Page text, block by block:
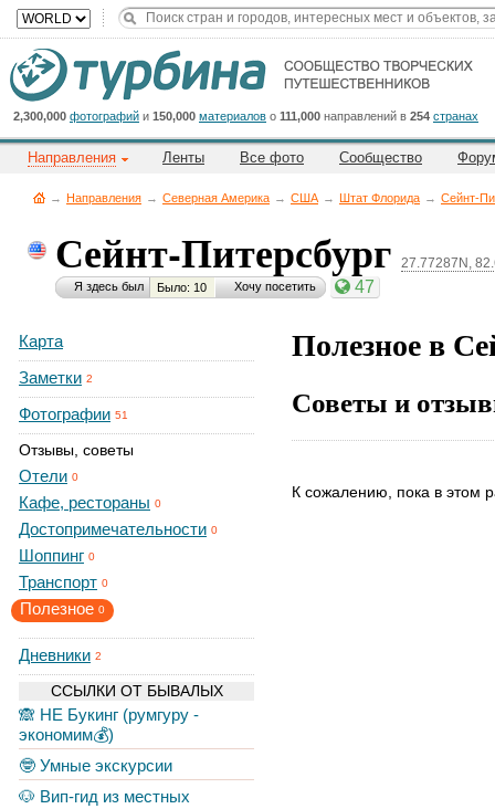
2,300,000 фотографий и 150,000 материалов о 111,000 направлений в 254 странах
Направления Ленты Все фото Сообщество
→ Направления → Северная Америка → CША → Штат Флорида → Сейнт-
Сейнт-Питерсбург 27.77287N,
Я здесь был Было: 10 Хочу посетить 47
Карта
Заметки 2
Фотографии 51
Отзывы, советы
Отели 0
Кафе, рестораны 0
Достопримечательности 0
Шоппинг 0
Транспорт 0
Полезное 0
Дневники 2
ССЫЛКИ ОТ БЫВАЛЫХ
🙈 НЕ Букинг (румгуру -
экономим💰)
🤓 Умные экскурсии
🐶 Вип-гид из местных
Полезное в
Советы и
К сожалению, пока в этом
Cейчас
на
сайте:
Title
Button